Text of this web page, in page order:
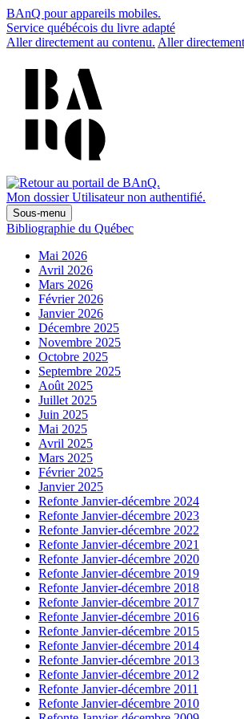
BAnQ pour appareils mobiles.
Service québécois du livre adapté
Aller directement au contenu. Aller
Mon dossier Utilisateur non authentifié.
Sous-menu
Bibliographie du Québec
Mai 2026
Avril 2026
Mars 2026
Février 2026
Janvier 2026
Décembre 2025
Novembre 2025
Octobre 2025
Septembre 2025
Août 2025
Juillet 2025
Juin 2025
Mai 2025
Avril 2025
Mars 2025
Février 2025
Janvier 2025
Refonte Janvier-décembre 2024
Refonte Janvier-décembre 2023
Refonte Janvier-décembre 2022
Refonte Janvier-décembre 2021
Refonte Janvier-décembre 2020
Refonte Janvier-décembre 2019
Refonte Janvier-décembre 2018
Refonte Janvier-décembre 2017
Refonte Janvier-décembre 2016
Refonte Janvier-décembre 2015
Refonte Janvier-décembre 2014
Refonte Janvier-décembre 2013
Refonte Janvier-décembre 2012
Refonte Janvier-décembre 2011
Refonte Janvier-décembre 2010